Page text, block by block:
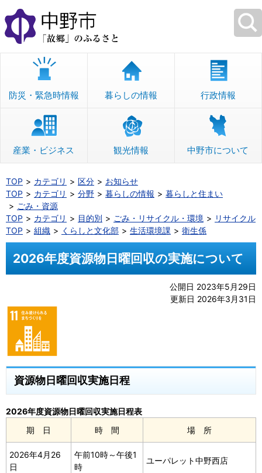
本
文
へ
移
防災・緊急時情報 暮らしの情報 行政情報
産業・ビジネス 観光情報 中野市について
TOP カテゴリ 区分
お知らせ
TOP
カテゴリ 分野 暮らしの情報
暮らしと住まい
ごみ・資源
TOP
カテゴリ 目的別 ごみ・リサイクル・環境
リサイクル
TOP
組織 くらしと文化部 生活環境課 衛生係
2026年度資源物日曜回収の実施について
公開日 2023年5月29日
更新日 2026年3月31日
資源物日曜回収実施日程
2026年度資源物日曜回収実施日程表
期 日
時 間 場 所
2026年4月26
日
午前10時～午後1
時
ユーパレット中野西店